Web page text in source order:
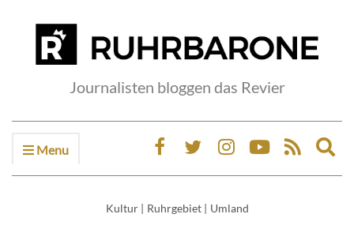
Journalisten bloggen das Revier
Menu
Kultur | Ruhrgebiet | Umland